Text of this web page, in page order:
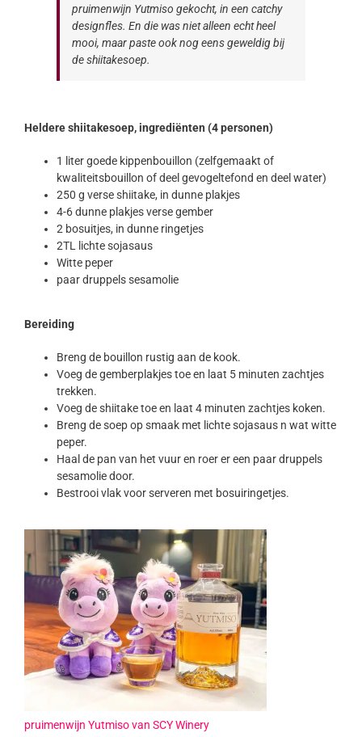
pruimenwijn Yutmiso gekocht, in een catchy
designfles. En die was niet alleen echt heel
mooi, maar paste ook nog eens geweldig bij
de shiitakesoep.
Heldere shiitakesoep, ingrediënten (4 personen)
1 liter goede kippenbouillon (zelfgemaakt of
kwaliteitsbouillon of deel gevogeltefond en deel water)
250 g verse shiitake, in dunne plakjes
4-6 dunne plakjes verse gember
2 bosuitjes, in dunne ringetjes
2TL lichte sojasaus
Witte peper
paar druppels sesamolie
Bereiding
Breng de bouillon rustig aan de kook.
Voeg de gemberplakjes toe en laat 5 minuten zachtjes
trekken.
Voeg de shiitake toe en laat 4 minuten zachtjes koken.
Breng de soep op smaak met lichte sojasaus n wat witte
peper.
Haal de pan van het vuur en roer er een paar druppels
sesamolie door.
Bestrooi vlak voor serveren met bosuiringetjes.
pruimenwijn Yutmiso van SCY Winery